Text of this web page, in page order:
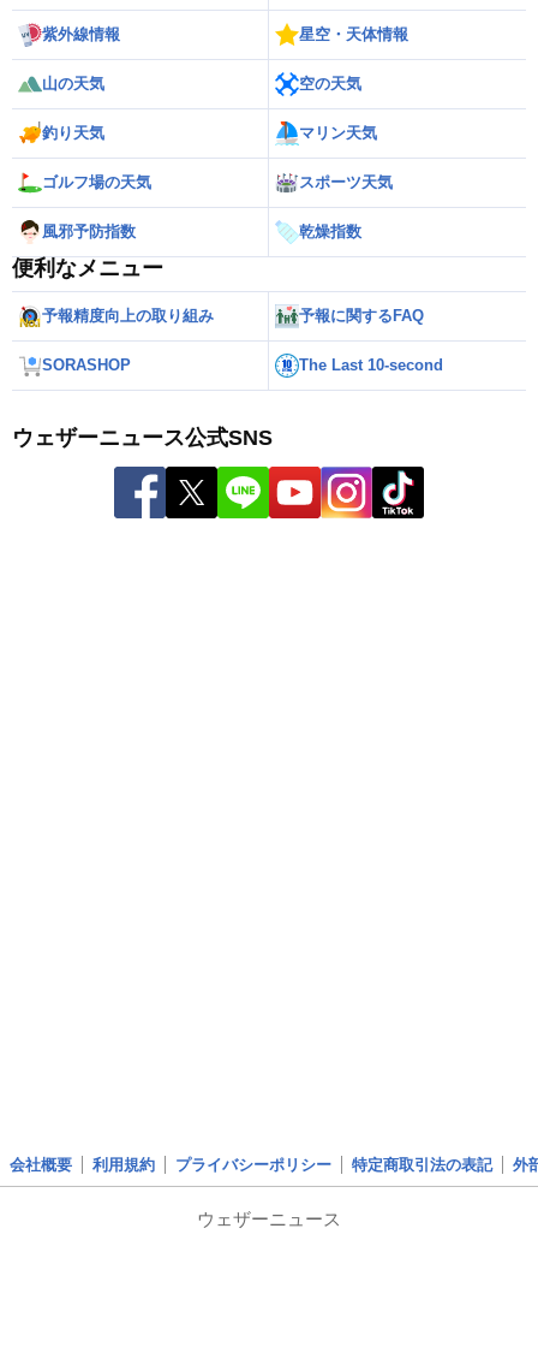
紫外線情報 星空・天体情報
山の天気 空の天気
釣り天気 マリン天気
ゴルフ場の天気 スポーツ天気
風邪予防指数 乾燥指数
便利なメニュー
予報精度向上の取り組み 予報に関するFAQ
SORASHOP The Last 10-second
ウェザーニュース公式SNS
会社概要 利用規約 プライバシーポリシー 特定商取引法の表記 外
ウェザーニュース